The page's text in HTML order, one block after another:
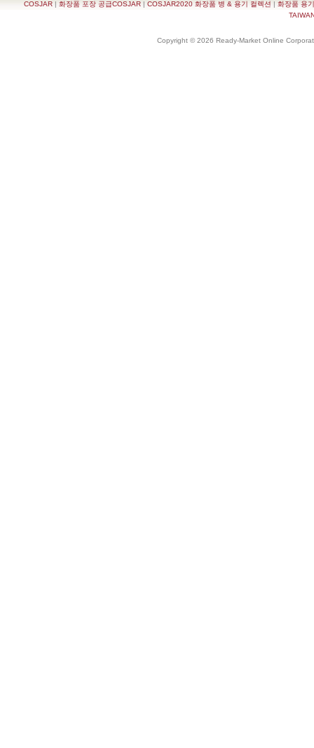
COSJAR | 화장품 포장 공급COSJAR | COSJAR2020 화장품 병 & 용기 컬렉션 | 화장품 용
Copyright © 2026 Ready-Market Online